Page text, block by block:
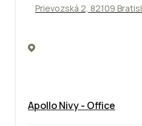
Prievozská 2, 82109
Apollo Nivy - Office